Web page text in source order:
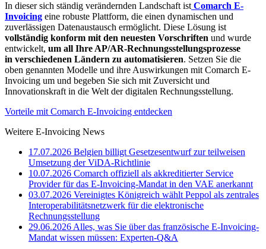
In dieser sich ständig verändernden Landschaft ist Comarch E-
Invoicing eine robuste Plattform, die einen dynamischen und
zuverlässigen Datenaustausch ermöglicht. Diese Lösung ist
vollständig konform mit den neuesten Vorschriften und wurde
entwickelt, um all Ihre AP/AR-Rechnungsstellungsprozesse
in verschiedenen Ländern zu automatisieren. Setzen Sie die
oben genannten Modelle und ihre Auswirkungen mit Comarch E-
Invoicing um und begeben Sie sich mit Zuversicht und
Innovationskraft in die Welt der digitalen Rechnungsstellung.
Vorteile mit Comarch E-Invoicing entdecken
Weitere E-Invoicing News
17.07.2026 Belgien billigt Gesetzesentwurf zur teilweisen
Umsetzung der ViDA-Richtlinie
10.07.2026 Comarch offiziell als akkreditierter Service
Provider für das E-Invoicing-Mandat in den VAE anerkannt
03.07.2026 Vereinigtes Königreich wählt Peppol als zentrales
Interoperabilitätsnetzwerk für die elektronische
Rechnungsstellung
29.06.2026 Alles, was Sie über das französische E-Invoicing-
Mandat wissen müssen: Experten-Q&A